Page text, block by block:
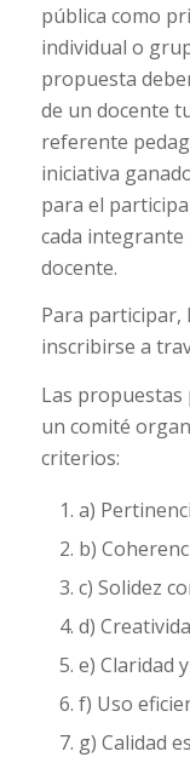
pública como
individual o
propuesta
de un docente
referente
iniciativa
para el
cada
docente.
Para participar,
inscribirse a
Las propuestas
un comité
criterios:
a)
b)
c) Solidez
d)
e) Claridad
f) Uso
g) Calidad